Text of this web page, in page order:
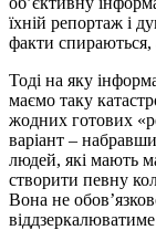
їхній репортаж і
факти спираються,
Тоді на яку
маємо таку
жодних готових
варіант –
людей, які мають
створити певну
Вона не